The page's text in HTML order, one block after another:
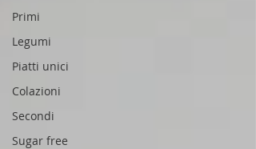
Primi
Legumi
Piatti unici
Colazioni
Secondi
Sugar free